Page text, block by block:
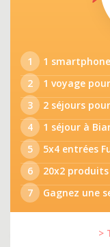
1
1
2
1 voyage
3
2 séjours
4
1 séjour à
5
5x4 entrées
6
20x2
7
Gagnez une
>